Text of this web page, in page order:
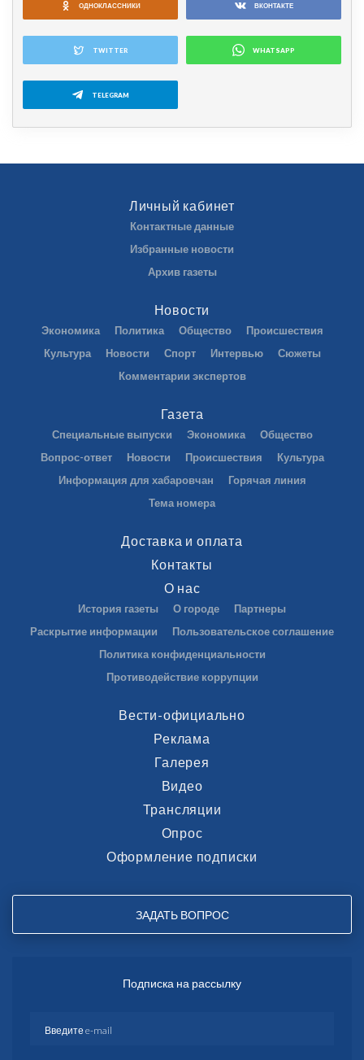
ОДНОКЛАССНИКИ ВКОНТАКТЕ
TWITTER WHATSAPP
TELEGRAM
Личный кабинет
Контактные данные
Избранные новости
Архив газеты
Новости
Экономика Политика Общество
Происшествия
Культура
Новости Спорт Интервью
Сюжеты
Комментарии экспертов
Газета
Специальные выпуски Экономика
Общество
Вопрос-ответ
Новости Происшествия
Культура
Информация для хабаровчан
Горячая линия
Тема номера
Доставка и оплата
Контакты
О нас
История газеты О городе
Партнеры
Раскрытие информации
Пользовательское соглашение
Политика конфиденциальности
Противодействие коррупции
Вести-официально
Реклама
Галерея
Видео
Трансляции
Опрос
Оформление подписки
ЗАДАТЬ ВОПРОС
Подписка на рассылку